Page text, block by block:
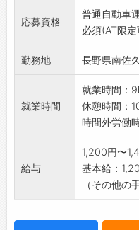
応募資格
普通自動車
必須(AT限定
勤務地 長野県南佐
就業時間
就業時間：
休憩時間：
時間外労働
給与
1,200円〜
基本給：
（その他の